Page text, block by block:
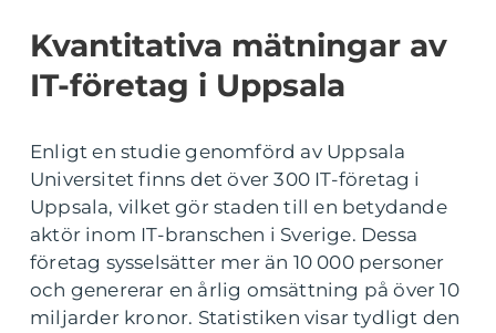
Kvantitativa mätningar av
IT-företag i Uppsala
Enligt en studie genomförd av Uppsala
Universitet finns det över 300 IT-företag i
Uppsala, vilket gör staden till en betydande
aktör inom IT-branschen i Sverige. Dessa
företag sysselsätter mer än 10 000 personer
och genererar en årlig omsättning på över 10
miljarder kronor. Statistiken visar tydligt den